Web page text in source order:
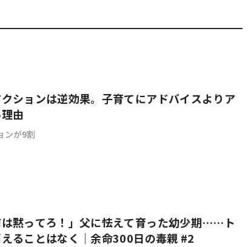
ションは逆効果。子育てにアドバイスよりア
由
ンが9割
黙ってろ！」父に怯えて育った幼少期……ト
ることはなく｜余命300日の毒親 #2